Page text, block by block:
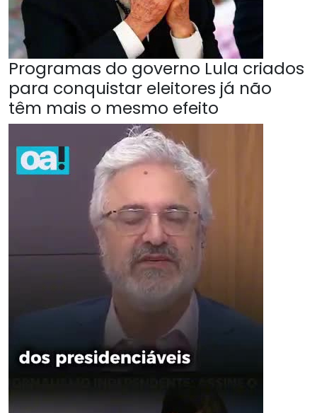
Programas do governo Lula criados
para conquistar eleitores já não
têm mais o mesmo efeito